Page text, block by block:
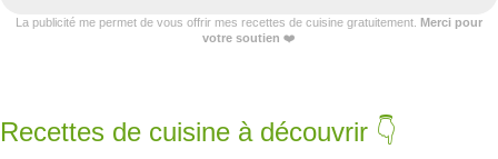
La publicité me permet de vous offrir mes recettes de cuisine gratuitement. Merci pour
votre soutien ❤️
Recettes de cuisine à découvrir 👇